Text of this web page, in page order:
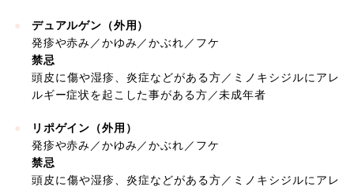
デュアルゲン（外用）
発疹や赤み／かゆみ／かぶれ／フケ
禁忌
頭皮に傷や湿疹、炎症などがある方／ミノキシジルにアレ
ルギー症状を起こした事がある方／未成年者
リポゲイン（外用）
発疹や赤み／かゆみ／かぶれ／フケ
禁忌
頭皮に傷や湿疹、炎症などがある方／ミノキシジルにアレ